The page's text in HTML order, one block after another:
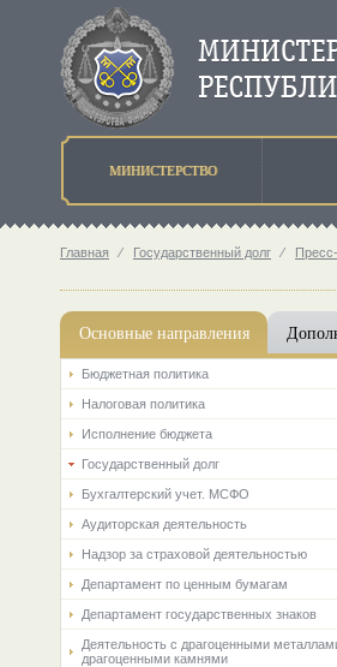
МИНИСТЕРСТВО
Главная ⁄ Государственный долг ⁄
Основные направления
Бюджетная политика
Налоговая политика
Исполнение бюджета
Государственный долг
Бухгалтерский учет. МСФО
Аудиторская деятельность
Надзор за страховой деятельностью
Департамент по ценным бумагам
Департамент государственных знаков
Деятельность с драгоценными
драгоценными камнями